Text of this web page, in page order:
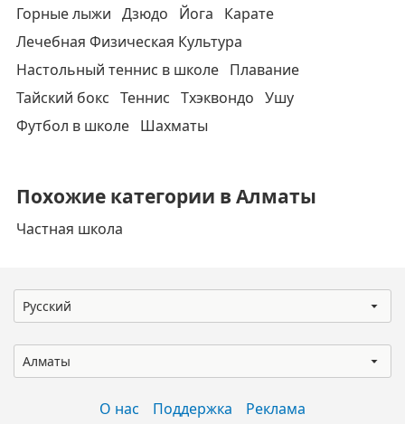
Горные лыжи Дзюдо Йога
Карате
Лечебная Физическая Культура
Настольный теннис в школе Плавание
Тайский бокс Теннис Тхэквондо Ушу
Футбол в школе Шахматы
Похожие категории в Алматы
Частная школа
Русский
Алматы
О нас Поддержка Реклама